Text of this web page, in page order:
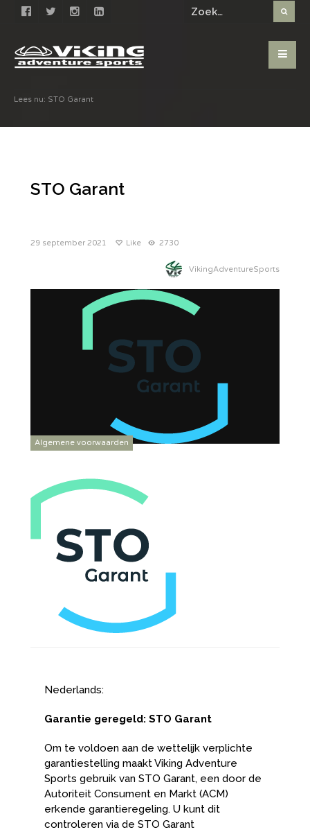
Lees nu: STO Garant
STO Garant
29 september 2021 Like 2730
VikingAdventureSports
Algemene voorwaarden
Nederlands:
Garantie geregeld: STO Garant
Om te voldoen aan de wettelijk verplichte
garantiestelling maakt Viking Adventure
Sports gebruik van STO Garant, een door de
Autoriteit Consument en Markt (ACM)
erkende garantieregeling. U kunt dit
controleren via de STO Garant